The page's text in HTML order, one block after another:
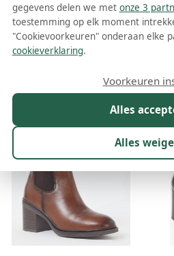
JONAK dames
Meer lezen
13%
gegevens delen we met onze 3
toestemming op elk moment
"Cookievoorkeuren" onderaan elke
cookieverklaring.
Alles
Alles
Voorkeuren